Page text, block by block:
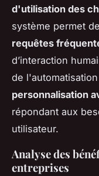
d'utilisation des
système permet
requêtes
d’interaction
de
personnalisation
répondant aux
utilisateur.
Analyse des
entreprises